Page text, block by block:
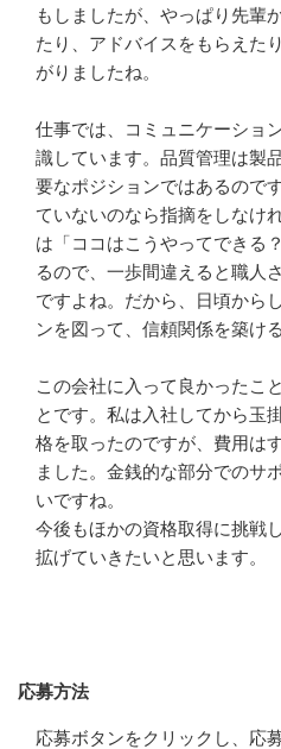
もしましたが、やっぱり先輩
たり、アドバイスをもらえた
がりましたね。
仕事では、コミュニケーショ
識しています。品質管理は製
要なポジションではあるので
ていないのなら指摘をしなけ
は「ココはこうやってできる
るので、一歩間違えると職人
ですよね。だから、日頃から
ンを図って、信頼関係を築け
この会社に入って良かったこ
とです。私は入社してから玉
格を取ったのですが、費用は
ました。金銭的な部分でのサ
いですね。
今後もほかの資格取得に挑戦
拡げていきたいと思います。
応募方法
応募ボタンをクリックし、応